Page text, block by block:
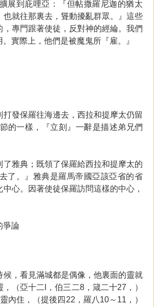
展到庇哩亞：『但帖撒羅尼迦的猶太
就往那裏去，聳動擾亂群眾。』這些
專門跟著使徒，反對神的經綸。我們
實際上，他們是被魔鬼所『雇。』
發保羅往海邊去，西拉和提摩太仍留
的一樣，『立刻』一辭是描述弟兄們
雅典；既領了保羅給西拉和提摩太的
了。』雅典是羅馬帝國亞該亞省的省
心。因著使徒保羅訪問這樣的中心，
爭論
，看見滿城都是偶像，他裏面的靈就
（亞十二l，伯三二8，箴二十27，）
內住，（提後四22，羅八10～11，）